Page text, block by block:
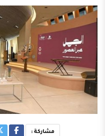
مشاركة :